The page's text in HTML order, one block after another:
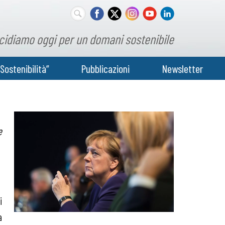
oggi per un domani sostenibile
Pubblicazioni Newsletter